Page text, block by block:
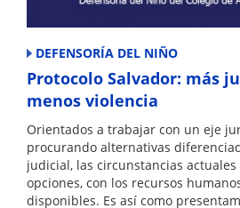
DEFENSORÍA DEL NIÑO
Protocolo Salvador: más
menos violencia
Orientados a trabajar con un eje
procurando alternativas
judicial, las circunstancias
opciones, con los recursos
disponibles. Es así como